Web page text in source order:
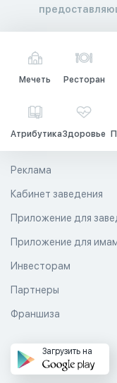
Мечеть Ресторан
АтрибутикаЗдоровье
Реклама
Кабинет заведения
Приложение для
Приложение для
Инвесторам
Партнеры
Франшиза
Загрузить на